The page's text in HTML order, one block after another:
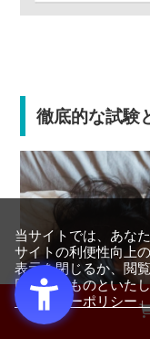
徹底的な試験
当サイトでは、あな
サイトの利便性向上
表示を閉じるか、閲
同意するものといた
ライバシーポリシー」